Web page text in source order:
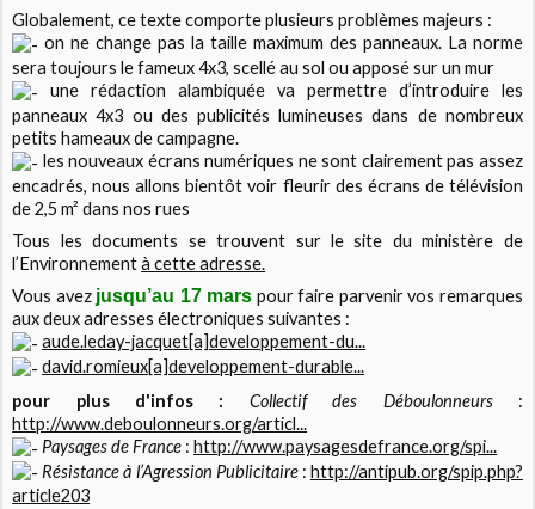
Globalement, ce texte comporte plusieurs problèmes majeurs :
on ne change pas la taille maximum des panneaux. La norme
sera toujours le fameux 4x3, scellé au sol ou apposé sur un mur
une rédaction alambiquée va permettre d’introduire les
panneaux 4x3 ou des publicités lumineuses dans de nombreux
petits hameaux de campagne.
les nouveaux écrans numériques ne sont clairement pas assez
encadrés, nous allons bientôt voir fleurir des écrans de télévision
de 2,5 m² dans nos rues
Tous les documents se trouvent sur le site du ministère de
l’Environnementà cette adresse.
Vous avez jusqu’au 17 mars pour faire parvenir vos remarques
aux deux adresses électroniques suivantes :
aude.leday-jacquet[a]developpement-du...
david.romieux[a]developpement-durable...
pour plus d'infos :
Collectif des Déboulonneurs:
http://www.deboulonneurs.org/articl...
Paysages de France :http://www.paysagesdefrance.org/spi...
Résistance à l’Agression Publicitaire: http://antipub.org/spip.php?
article203